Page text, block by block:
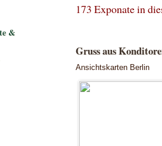
173 Exponate in
Gruss aus
Ansichtskarten Berlin
&